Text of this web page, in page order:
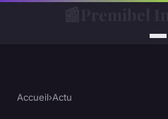
Accueil›Actu